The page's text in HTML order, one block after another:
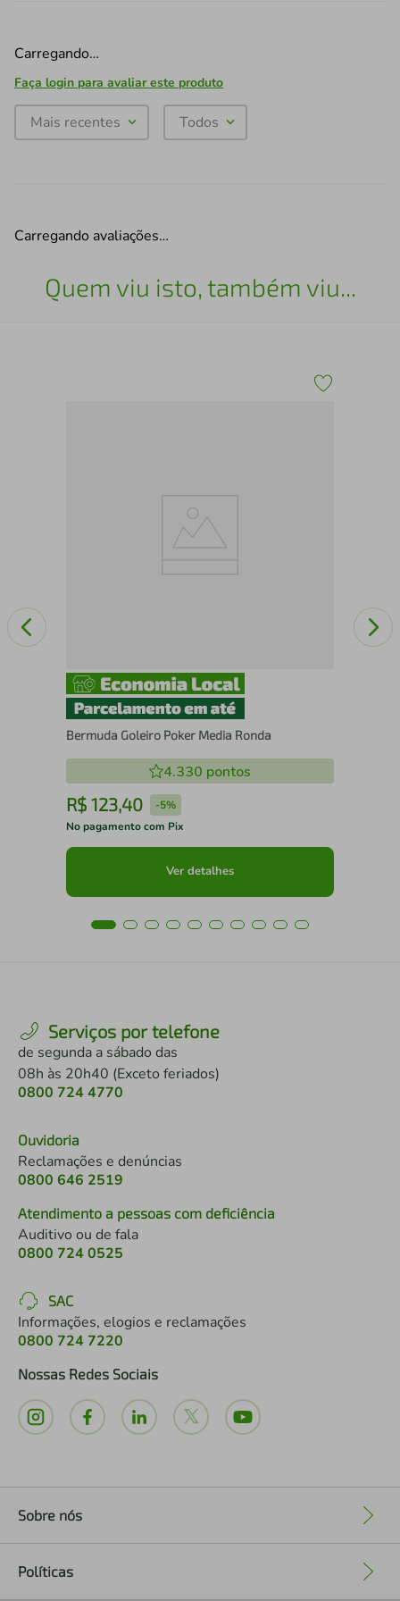
Carregando…
Faça login para avaliar este produto
Mais recentes Todos
Carregando avaliações…
Quem viu isto, também viu...
Bermuda Goleiro Poker Media Ronda
4.330 pontos
R$ 123,40 -5%
No pagamento com Pix
Ver detalhes
Serviços por telefone
de segunda a sábado das
08h às 20h40 (Exceto feriados)
0800 724 4770
Ouvidoria
Reclamações e denúncias
0800 646 2519
Atendimento a pessoas com deficiência
Auditivo ou de fala
0800 724 0525
SAC
Informações, elogios e reclamações
0800 724 7220
Nossas Redes Sociais
Sobre nós
Políticas